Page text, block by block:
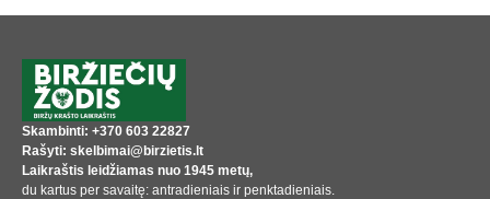
Skambinti: +370 603 22827
Rašyti: skelbimai@birzietis.lt
Laikraštis leidžiamas nuo 1945 metų,
du kartus per savaitę: antradieniais ir penktadieniais.